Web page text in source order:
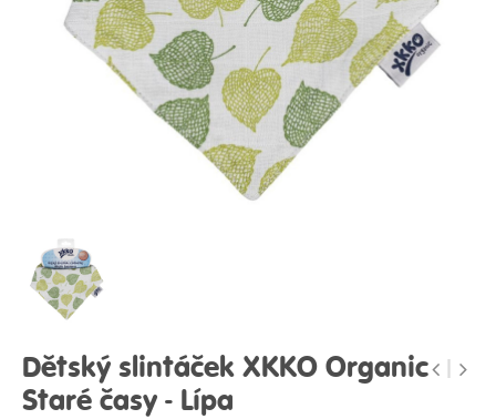
Dětský slintáček XKKO Organic
Staré časy - Lípa